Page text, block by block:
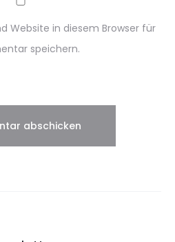
Website in diesem Browser für
speichern.